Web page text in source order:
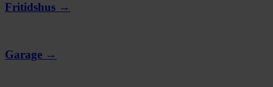
Fritidshus →
Garage →